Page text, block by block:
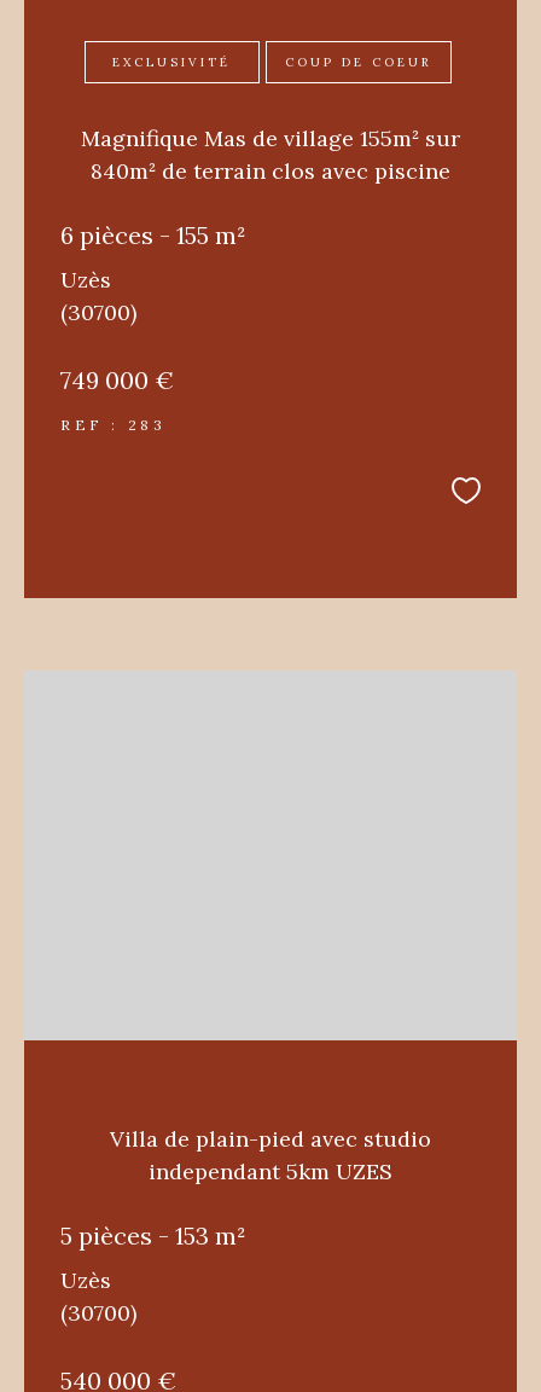
EXCLUSIVITÉ COUP DE COEUR
Magnifique Mas de village 155m² sur
840m² de terrain clos avec piscine
6 pièces - 155 m²
Uzès
(30700)
749 000 €
REF : 283
Villa de plain-pied avec studio
independant 5km UZES
5 pièces - 153 m²
Uzès
(30700)
540 000 €